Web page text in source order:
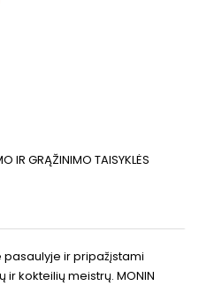
IR GRĄŽINIMO TAISYKLĖS
pasaulyje ir pripažįstami
kokteilių meistrų. MONIN